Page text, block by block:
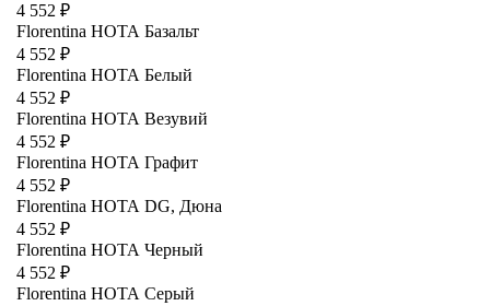
4 552 ₽
Florentina НОТА Базальт
4 552 ₽
Florentina НОТА Белый
4 552 ₽
Florentina НОТА Везувий
4 552 ₽
Florentina НОТА Графит
4 552 ₽
Florentina НОТА DG, Дюна
4 552 ₽
Florentina НОТА Черный
4 552 ₽
Florentina НОТА Серый